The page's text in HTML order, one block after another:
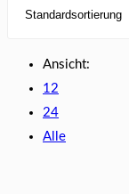
Ansicht:
12
24
Alle